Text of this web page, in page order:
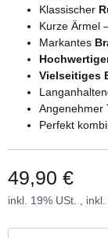
Klassischer
Kurze Ärmel
Markantes
Vielseitiges
Angenehmer
Perfekt
49,90 €
inkl. 19% USt. , inkl.